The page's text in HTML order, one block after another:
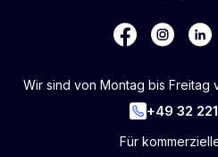
Wir sind von Montag bis Freitag
+49 32
Für